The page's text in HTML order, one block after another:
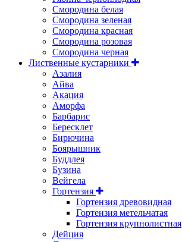
Смородина белая
Смородина зеленая
Смородина красная
Смородина розовая
Смородина черная
Лиственные кустарники
Азалия
Айва
Акация
Аморфа
Барбарис
Бересклет
Бирючина
Боярышник
Буддлея
Бузина
Вейгела
Гортензия
Гортензия древовидная
Гортензия метельчатая
Гортензия крупнолистная
Дейция